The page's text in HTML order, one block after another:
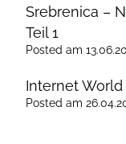
Srebrenica –
Teil 1
Posted am
Internet World
Posted am